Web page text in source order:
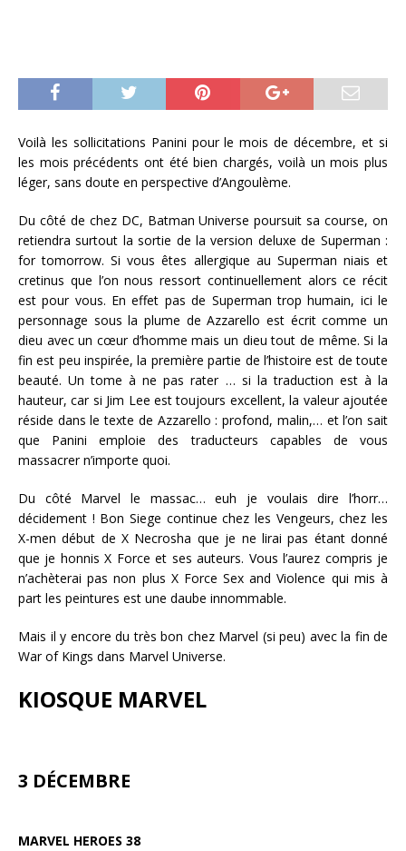
Voilà les sollicitations Panini pour le mois de décembre, et si
les mois précédents ont été bien chargés, voilà un mois plus
léger, sans doute en perspective d’Angoulème.
Du côté de chez DC, Batman Universe poursuit sa course, on
retiendra surtout la sortie de la version deluxe de Superman :
for tomorrow. Si vous êtes allergique au Superman niais et
cretinus que l’on nous ressort continuellement alors ce récit
est pour vous. En effet pas de Superman trop humain, ici le
personnage sous la plume de Azzarello est écrit comme un
dieu avec un cœur d’homme mais un dieu tout de même. Si la
fin est peu inspirée, la première partie de l’histoire est de toute
beauté. Un tome à ne pas rater … si la traduction est à la
hauteur, car si Jim Lee est toujours excellent, la valeur ajoutée
réside dans le texte de Azzarello : profond, malin,… et l’on sait
que Panini emploie des traducteurs capables de vous
massacrer n’importe quoi.
Du côté Marvel le massac… euh je voulais dire l’horr…
décidement ! Bon Siege continue chez les Vengeurs, chez les
X-men début de X Necrosha que je ne lirai pas étant donné
que je honnis X Force et ses auteurs. Vous l’aurez compris je
n’achèterai pas non plus X Force Sex and Violence qui mis à
part les peintures est une daube innommable.
Mais il y encore du très bon chez Marvel (si peu) avec la fin de
War of Kings dans Marvel Universe.
KIOSQUE MARVEL
3 DÉCEMBRE
MARVEL HEROES 38